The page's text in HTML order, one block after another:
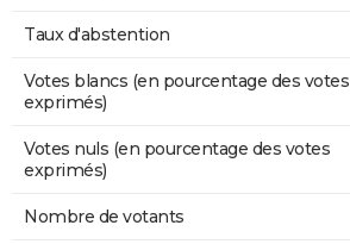
Taux d'abstention
Votes blancs (en pourcentage des votes
exprimés)
Votes nuls (en pourcentage des votes
exprimés)
Nombre de votants